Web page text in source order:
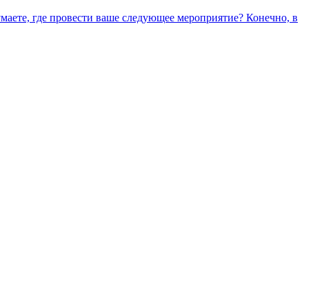
где провести ваше следующее мероприятие? Конечно, в